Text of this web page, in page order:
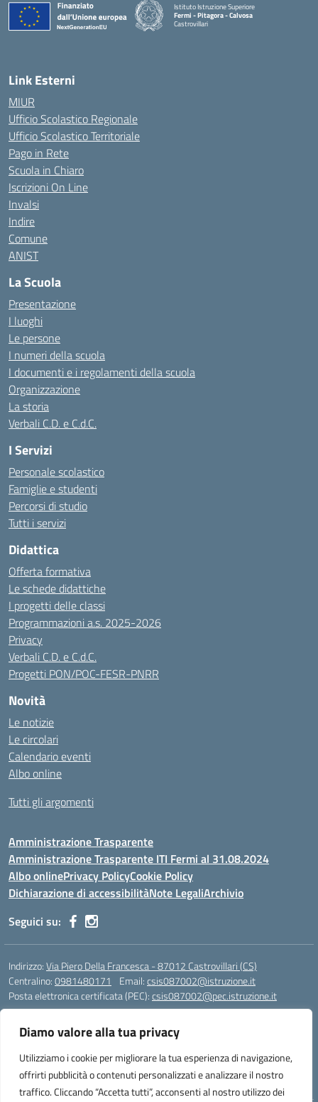
Diamo valore alla tua privacy
Utilizziamo i cookie per migliorare la tua esperienza di navigazione,
offrirti pubblicità o contenuti personalizzati e analizzare il nostro
traffico. Cliccando “Accetta tutti”, acconsenti al nostro utilizzo dei
Istituto Istruzione Superiore
Fermi - Pitagora - Calvosa
Castrovillari
Link Esterni
MIUR
Ufficio Scolastico Regionale
Ufficio Scolastico Territoriale
Pago in Rete
Scuola in Chiaro
Iscrizioni On Line
Invalsi
Indire
Comune
ANIST
La Scuola
Presentazione
I luoghi
Le persone
I numeri della scuola
I documenti e i regolamenti della scuola
Organizzazione
La storia
Verbali C.D. e C.d.C.
I Servizi
Personale scolastico
Famiglie e studenti
Percorsi di studio
Tutti i servizi
Didattica
Offerta formativa
Le schede didattiche
I progetti delle classi
Programmazioni a.s. 2025-2026
Privacy
Verbali C.D. e C.d.C.
Progetti PON/POC-FESR-PNRR
Novità
Le notizie
Le circolari
Calendario eventi
Albo online
Tutti gli argomenti
Amministrazione Trasparente
Amministrazione Trasparente ITI Fermi al 31.08.2024
Albo onlinePrivacy PolicyCookie Policy
Dichiarazione di accessibilitàNote LegaliArchivio
Seguici su:
Indirizzo:Via Piero Della Francesca - 87012 Castrovillari (CS)
Centralino:0981480171 Email:csis087002@istruzione.it
Posta elettronica certificata (PEC):csis087002@pec.istruzione.it
Codice meccanografico:CSIS087002
Codice Indice delle Pubbliche Amministrazioni (IPA): PNG4CA8K
Codice unico di fatturazione (CUF): R8N7JA